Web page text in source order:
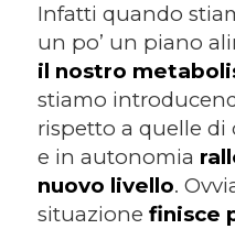
Infatti quando
un po’ un piano
il nostro
stiamo
rispetto a quelle di
e in autonomia
nuovo livello.
situazione finisce